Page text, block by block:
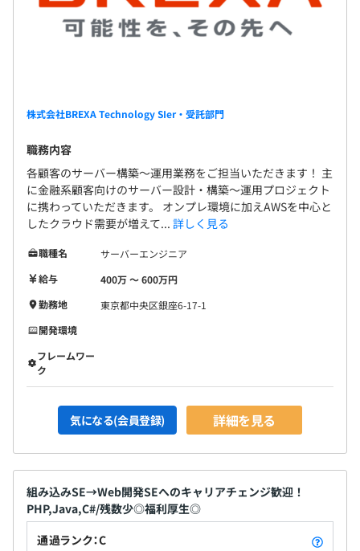
ります。
株式会社BREXA Technology SIer・受託部門
職務内容
各顧客のサーバー構築～運用業務をご担当いただきます！ 主
に金融系顧客向けのサーバー設計・構築～運用プロジェクト
に携わっていただきます。 オンプレ環境に加えAWSを中心と
したクラウド需要が増えて... 詳しく見る
職種名
サーバーエンジニア
給与
400万 〜 600万円
勤務地
東京都中央区銀座6-17-1
開発環境
フレームワー
ク
気になる(会員登録) 詳細を見る
組み込みSE→Web開発SEへのキャリアチェンジ歓迎！
PHP,Java,C#/残数少◎福利厚生◎
通過ランク：C